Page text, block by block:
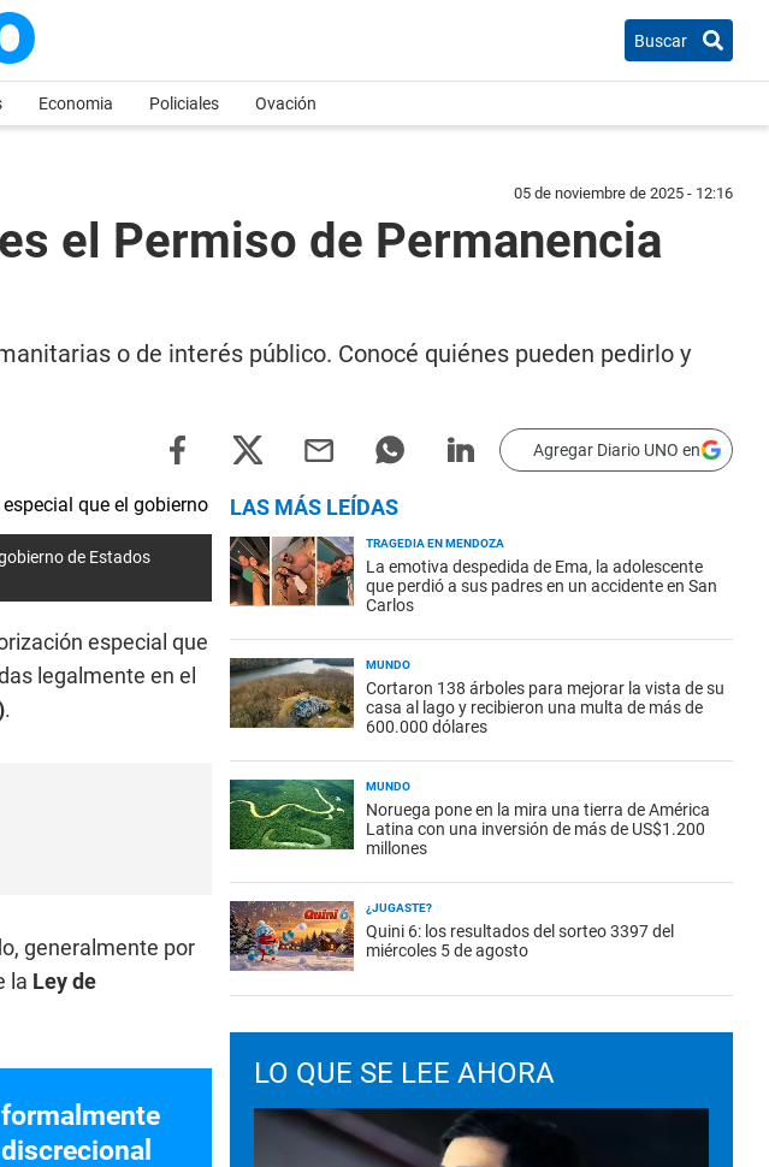
Buscar
Economia Policiales Ovación
05 de noviembre de 2025 - 12:16
el Permiso de Permanencia
o de interés público. Conocé quiénes pueden pedirlo y
Agregar Diario UNO en
de Estados
especial que
legalmente en el
.
generalmente por
la Ley de
LAS MÁS LEÍDAS
TRAGEDIA EN MENDOZA
La emotiva despedida de Ema, la adolescente
que perdió a sus padres en un accidente en San
Carlos
MUNDO
Cortaron 138 árboles para mejorar la vista de su
casa al lago y recibieron una multa de más de
600.000 dólares
MUNDO
Noruega pone en la mira una tierra de América
Latina con una inversión de más de US$1.200
millones
¿JUGASTE?
Quini 6: los resultados del sorteo 3397 del
miércoles 5 de agosto
LO QUE SE LEE AHORA